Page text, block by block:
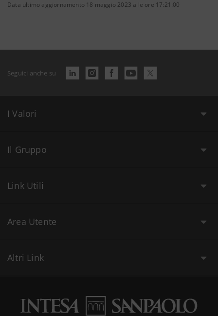
Data ultimo aggiornamento 18 maggio 2023 alle ore 17:21:00
Seguici anche su
I Valori
Il Gruppo
Link Utili
Area Utente
Altri Link